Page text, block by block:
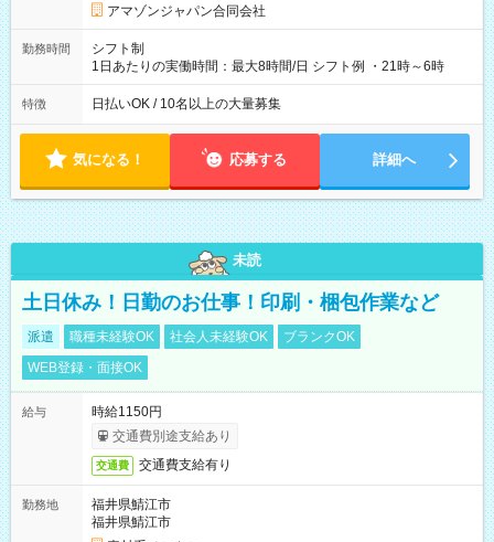
です。
アマゾンジャパン合同会社
勤務時間
シフト制
1日あたりの実働時間：最大8時間/日 シフト例 ・21時～6時
特徴 日払いOK / 10名以上の大量募集
気になる！ 応募する 詳細へ
未読
土日休み！日勤のお仕事！印刷・梱包作業など
派遣 職種未経験OK 社会人未経験OK
ブランクOK
WEB登録・面接OK
給与
時給1150円
交通費別途支給あり
交通費 交通費支給有り
勤務地
福井県鯖江市
福井県鯖江市